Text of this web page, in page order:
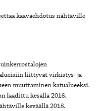
kaavaehdotus nähtäville
liittyvät virkistys- ja
muuttaminen katualueeksi.
laadittu kesällä 2016.
keväällä 2018.